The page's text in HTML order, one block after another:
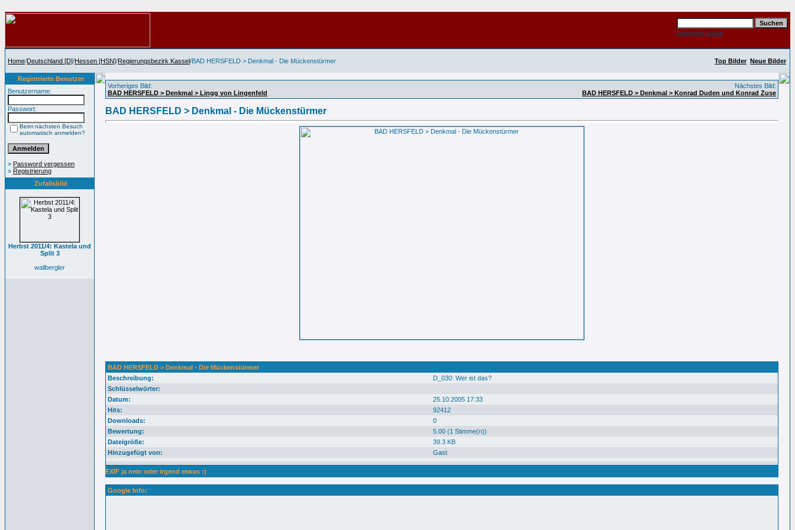
Erweiterte Suche
Home/Deutschland [D]/Hessen [HSN]/Regierungsbezirk Kassel/BAD HERSFELD > Denkmal - Die Mückenstürmer Top Bilder Neue Bilder
Registrierte Benutzer
Benutzername:
Passwort:
Beim nächsten Besuch
automatisch anmelden?
» Password vergessen
» Registrierung
Zufallsbild
Herbst 2011/4: Kastela und
Split 3
wallbergler
Vorheriges Bild:
BAD HERSFELD > Denkmal > Lingg von Lingenfeld
Nächstes Bild:
BAD HERSFELD > Denkmal > Konrad Duden und Konrad Zuse
BAD HERSFELD > Denkmal - Die Mückenstürmer
BAD HERSFELD > Denkmal - Die Mückenstürmer
Beschreibung:
D_030: Wer ist das?
Schlüsselwörter:
Datum:
25.10.2005 17:33
Hits:
92412
Downloads:
0
Bewertung:
5.00 (1 Stimme(n))
Dateigröße:
39.3 KB
Hinzugefügt von:
Gast
EXIF ja nein oder irgend etwas :)
Google Info: